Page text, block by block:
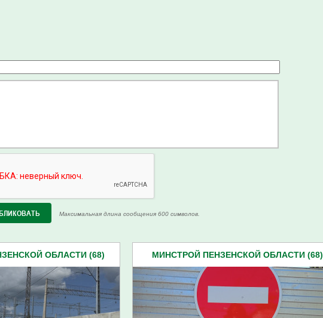
Максимальная длина сообщения 600 символов.
ОБЛАСТИ (68) МИНСТРОЙ ПЕНЗЕНСКОЙ ОБЛАСТИ (68)